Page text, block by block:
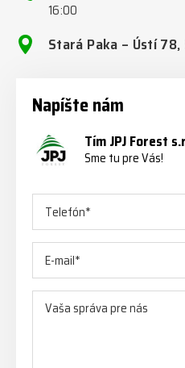
16:00
Stará Paka – Ústí
Napíšte nám
Tím JPJ Forest
Sme tu pre Vás!